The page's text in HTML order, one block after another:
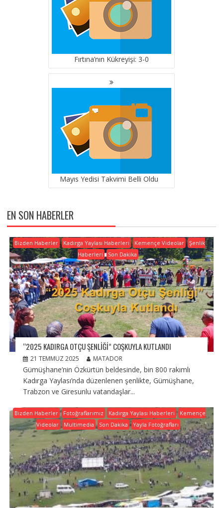
Fırtına’nın Kükreyişi: 3-0
Mayıs Yedisi Takvimi Belli Oldu
EN SON HABERLER
Bizden Haberler Kadırga Yaylası Haberleri Kemençe Videolar
Şenlik
Haberleri
Son Dakika
“2025 KADIRGA OTÇU ŞENLIĞI” COŞKUYLA KUTLANDI
21 TEMMUZ 2025 MATADOR
Gümüşhane’nin Özkürtün beldesinde, bin 800 rakımlı
Kadırga Yaylası’nda düzenlenen şenlikte, Gümüşhane,
Trabzon ve Giresunlu vatandaşlar...
Bizden Haberler Fotoğraflarımız Kadırga Yaylası Haberleri
Kemençe
Videolar
Multimedia Son Dakika Yayla Fotoğrafları